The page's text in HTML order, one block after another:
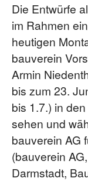
Die Entwürfe
im Rahmen
heutigen
bauverein
Armin
bis zum 23.
bis 1.7.) in
sehen und
bauverein AG
(bauverein
Darmstadt,